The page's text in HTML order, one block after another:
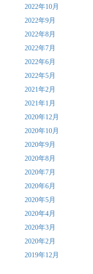
2022年10月
2022年9月
2022年8月
2022年7月
2022年6月
2022年5月
2021年2月
2021年1月
2020年12月
2020年10月
2020年9月
2020年8月
2020年7月
2020年6月
2020年5月
2020年4月
2020年3月
2020年2月
2019年12月